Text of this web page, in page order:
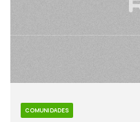
COMUNIDADES